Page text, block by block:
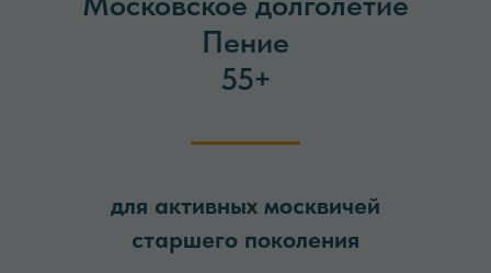
Пение
55+
для активных москвичей
старшего поколения